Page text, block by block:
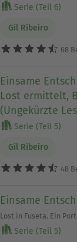
Serie (Teil 6)
Gil Ribeiro
68
Einsame
Lost ermittelt,
(Ungekürzte
Serie (Teil 5)
Gil Ribeiro
48
Einsame
Lost in Fuseta. Ein
Serie (Teil 5)